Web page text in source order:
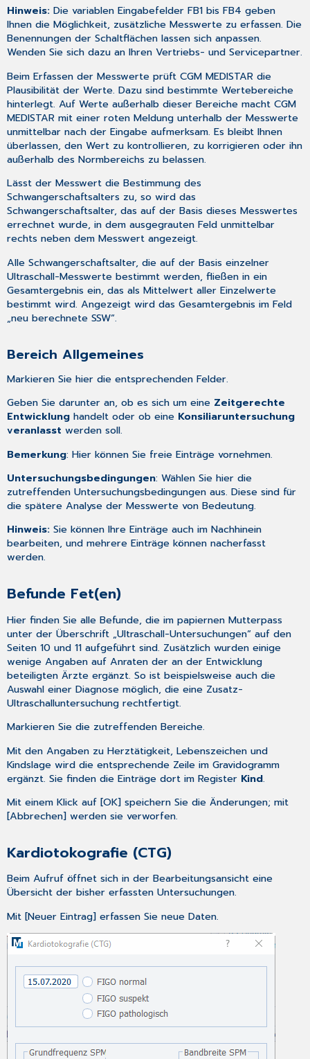
Hinweis:Die variablen Eingabefelder FB1 bis FB4 geben
Ihnen die Möglichkeit, zusätzliche Messwerte zu erfassen. Die
Benennungen der Schaltflächen lassen sich anpassen.
Wenden Sie sich dazu an Ihren Vertriebs- und Servicepartner.
Beim Erfassen der Messwerte prüft CGM MEDISTAR die
Plausibilität der Werte. Dazu sind bestimmte Wertebereiche
hinterlegt. Auf Werte außerhalb dieser Bereiche macht CGM
MEDISTAR mit einer roten Meldung unterhalb der Messwerte
unmittelbar nach der Eingabe aufmerksam. Es bleibt Ihnen
überlassen, den Wert zu kontrollieren, zu korrigieren oder ihn
außerhalb des Normbereichs zu belassen.
Lässt der Messwert die Bestimmung des
Schwangerschaftsalters zu, so wird das
Schwangerschaftsalter, das auf der Basis dieses Messwertes
errechnet wurde, in dem ausgegrauten Feld unmittelbar
rechts neben dem Messwert angezeigt.
Alle Schwangerschaftsalter, die auf der Basis einzelner
Ultraschall-Messwerte bestimmt werden, fließen in ein
Gesamtergebnis ein, das als Mittelwert aller Einzelwerte
bestimmt wird. Angezeigt wird das Gesamtergebnis im Feld
„neu berechnete SSW“.
Bereich Allgemeines
Markieren Sie hier die entsprechenden Felder.
Geben Sie darunter an, ob es sich um eine Zeitgerechte
Entwicklung handelt oder ob eine Konsiliaruntersuchung
veranlasst werden soll.
Bemerkung: Hier können Sie freie Einträge vornehmen.
Untersuchungsbedingungen: Wählen Sie hier die
zutreffenden Untersuchungsbedingungen aus. Diese sind für
die spätere Analyse der Messwerte von Bedeutung.
Hinweis:Sie können Ihre Einträge auch im Nachhinein
bearbeiten, und mehrere Einträge können nacherfasst
werden.
Befunde Fet(en)
Hier finden Sie alle Befunde, die im papiernen Mutterpass
unter der Überschrift „Ultraschall-Untersuchungen“ auf den
Seiten 10 und 11 aufgeführt sind. Zusätzlich wurden einige
wenige Angaben auf Anraten der an der Entwicklung
beteiligten Ärzte ergänzt. So ist beispielsweise auch die
Auswahl einer Diagnose möglich, die eine Zusatz-
Ultraschalluntersuchung rechtfertigt.
Markieren Sie die zutreffenden Bereiche.
Mit den Angaben zu Herztätigkeit, Lebenszeichen und
Kindslage wird die entsprechende Zeile imGravidogramm
ergänzt. Sie finden die Einträge dort im Register Kind.
Mit einem Klick auf [OK] speichern Sie die Änderungen; mit
[Abbrechen] werden sie verworfen.
Kardiotokografie (CTG)
Beim Aufruf öffnet sich in der Bearbeitungsansicht eine
Übersicht der bisher erfassten Untersuchungen.
Mit [Neuer Eintrag] erfassen Sie neue Daten.